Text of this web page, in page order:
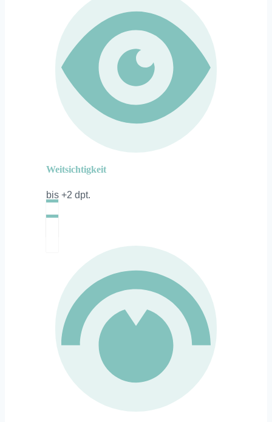
Weitsichtigkeit
bis +2 dpt.